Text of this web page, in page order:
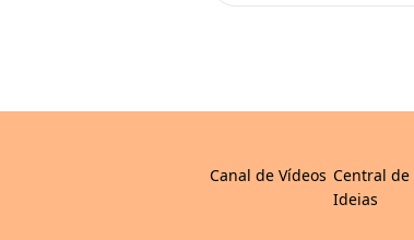
Canal de Vídeos Central de
Ideias